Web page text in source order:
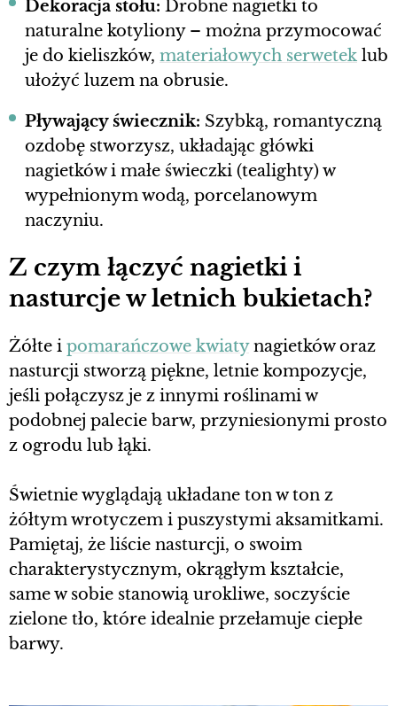
Dekoracja stołu: Drobne nagietki to
naturalne kotyliony – można przymocować
je do kieliszków, materiałowych serwetek lub
ułożyć luzem na obrusie.
Pływający świecznik: Szybką, romantyczną
ozdobę stworzysz, układając główki
nagietków i małe świeczki (tealighty) w
wypełnionym wodą, porcelanowym
naczyniu.
Z czym łączyć nagietki i
nasturcje w letnich bukietach?
Żółte i pomarańczowe kwiatynagietków oraz
nasturcji stworzą piękne, letnie kompozycje,
jeśli połączysz je z innymi roślinami w
podobnej palecie barw, przyniesionymi prosto
z ogrodu lub łąki.
Świetnie wyglądają układane ton w ton z
żółtym wrotyczem i puszystymi aksamitkami.
Pamiętaj, że liście nasturcji, o swoim
charakterystycznym, okrągłym kształcie,
same w sobie stanowią urokliwe, soczyście
zielone tło, które idealnie przełamuje ciepłe
barwy.